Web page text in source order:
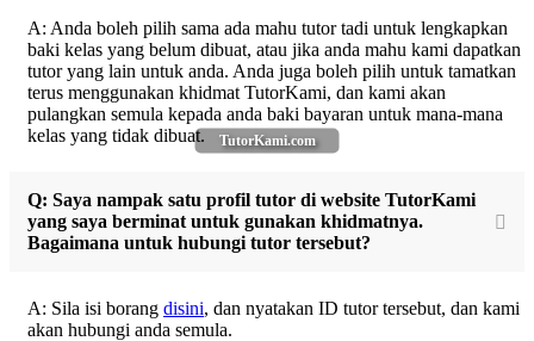
TutorKami.com
A: Anda boleh pilih sama ada mahu tutor tadi untuk lengkapkan
baki kelas yang belum dibuat, atau jika anda mahu kami dapatkan
tutor yang lain untuk anda. Anda juga boleh pilih untuk tamatkan
terus menggunakan khidmat TutorKami, dan kami akan
pulangkan semula kepada anda baki bayaran untuk mana-mana
kelas yang tidak dibuat.
Q: Saya nampak satu profil tutor di website TutorKami
yang saya berminat untuk gunakan khidmatnya.
Bagaimana untuk hubungi tutor tersebut?
A: Sila isi borang disini, dan nyatakan ID tutor tersebut, dan kami
akan hubungi anda semula.